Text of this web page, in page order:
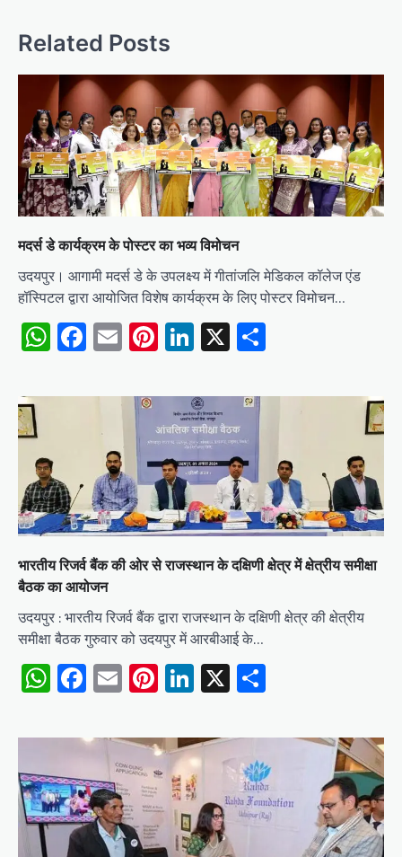
Related Posts
मदर्स डे कार्यक्रम के पोस्टर का भव्य विमोचन
उदयपुर। आगामी मदर्स डे के उपलक्ष्य में गीतांजलि मेडिकल कॉलेज एंड
हॉस्पिटल द्वारा आयोजित विशेष कार्यक्रम के लिए पोस्टर विमोचन…
WhatsApp
Facebook
EmailPinterest
LinkedIn
X
भारतीय रिजर्व बैंक की ओर से राजस्थान के दक्षिणी क्षेत्र में क्षेत्रीय समीक्षा
बैठक का आयोजन
उदयपुर : भारतीय रिजर्व बैंक द्वारा राजस्थान के दक्षिणी क्षेत्र की क्षेत्रीय
समीक्षा बैठक गुरुवार को उदयपुर में आरबीआई के…
WhatsApp
Facebook
EmailPinterest
LinkedIn
X